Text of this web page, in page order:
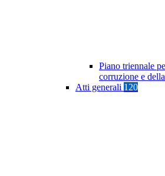
Piano triennale
corruzione e
Atti generali 120